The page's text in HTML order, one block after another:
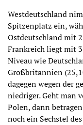
Westdeutschland
Spitzenplatz ein,
Ostdeutschland mit
Frankreich liegt mit
Niveau wie
Großbritannien
dagegen wegen der
niedriger. Geht man
Polen, dann
noch ein Sechstel